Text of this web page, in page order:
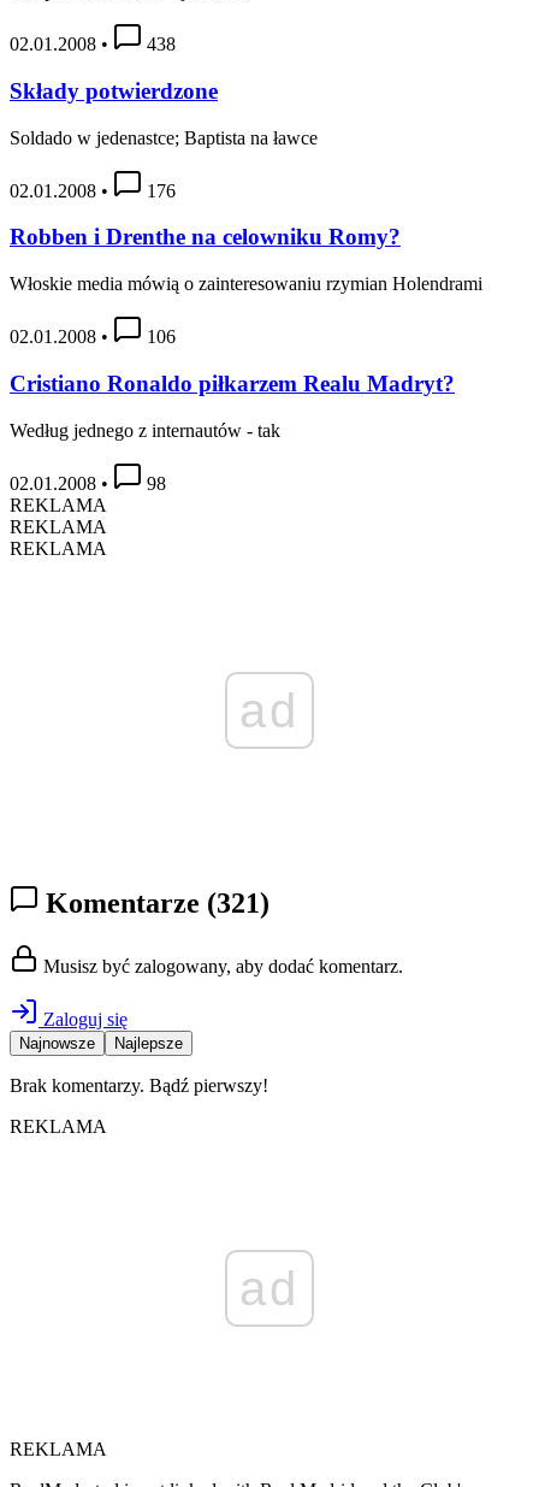
02.01.2008 • 438
Składy potwierdzone
Soldado w jedenastce; Baptista na ławce
02.01.2008 • 176
Robben i Drenthe na celowniku Romy?
Włoskie media mówią o zainteresowaniu rzymian Holendrami
02.01.2008 • 106
Cristiano Ronaldo piłkarzem Realu Madryt?
Według jednego z internautów - tak
02.01.2008 •
98
REKLAMA
REKLAMA
REKLAMA
ad
Komentarze (321)
Musisz być zalogowany, aby dodać komentarz.
Zaloguj się
Najnowsze Najlepsze
Brak komentarzy. Bądź pierwszy!
REKLAMA
ad
REKLAMA